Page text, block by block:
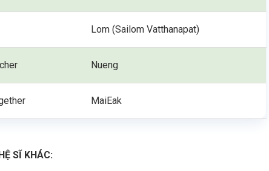
Lom (Sailom Vatthanapat)
Nueng
MaiEak
SĨ KHÁC: